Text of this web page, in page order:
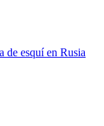
de esquí en Rusia